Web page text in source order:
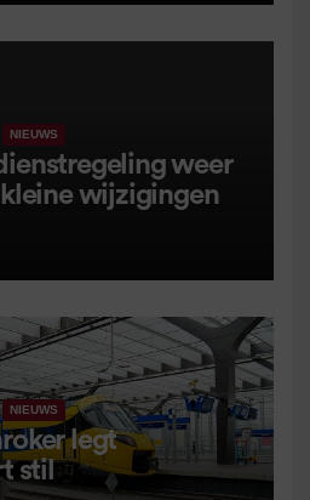
NIEUWS
weer
wijzigingen
NIEUWS
legt
stil